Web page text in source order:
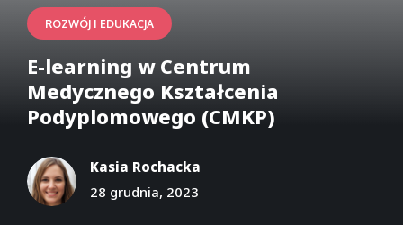
ROZWÓJ I EDUKACJA
E-learning w Centrum
Medycznego Kształcenia
Podyplomowego (CMKP)
Kasia Rochacka
28 grudnia, 2023